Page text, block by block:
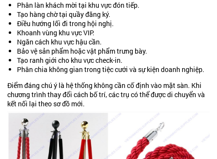
Phân làn khách mời tại khu vực đón tiếp.
Tạo hàng chờ tại quầy đăng ký.
Điều hướng lối đi trong hội nghị.
Khoanh vùng khu vực VIP.
Ngăn cách khu vực hậu cần.
Bảo vệ sản phẩm hoặc vật phẩm trưng bày.
Tạo ranh giới cho khu vực check-in.
Phân chia không gian trong tiệc cưới và sự kiện doanh nghiệp.
Điểm đáng chú ý là hệ thống không cần cố định vào mặt sàn. Khi
chương trình thay đổi cách bố trí, các trụ có thể được di chuyển và
kết nối lại theo sơ đồ mới.